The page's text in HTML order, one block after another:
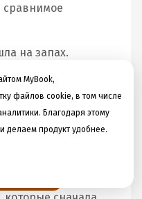
MyBook,
файлов cookie, в том числе
Благодаря этому
делаем продукт удобнее.
сравнимое
на запах.
ее, вошла
обрушился на
был плотный,
Он имел
Ирину